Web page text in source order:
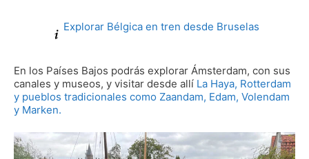
Explorar Bélgica en tren desde Bruselas
En los Países Bajos podrás explorar Ámsterdam, con sus
canales y museos, y visitar desde allí La Haya, Rotterdam
y pueblos tradicionales como Zaandam, Edam, Volendam
y Marken.